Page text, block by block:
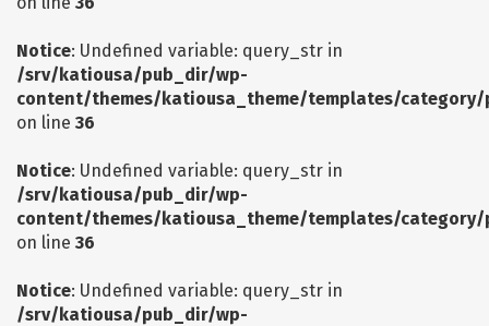
Notice: Undefined variable: query_str in
/srv/katiousa/pub_dir/wp-
content/themes/katiousa_theme/templates/
on line 36
Notice: Undefined variable: query_str in
/srv/katiousa/pub_dir/wp-
content/themes/katiousa_theme/templates/
on line 36
Notice: Undefined variable: query_str in
/srv/katiousa/pub_dir/wp-